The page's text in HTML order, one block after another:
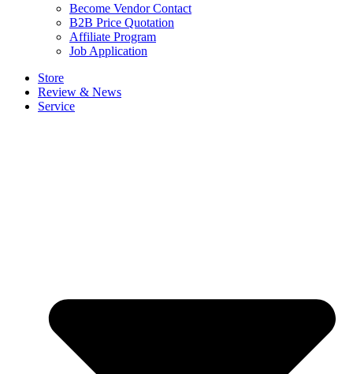
Become Vendor Contact
B2B Price Quotation
Affiliate Program
Job Application
Store
Review & News
Service